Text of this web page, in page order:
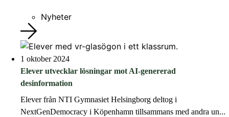
Nyheter
1 oktober 2024
Elever utvecklar lösningar mot AI-genererad
desinformation
Elever från NTI Gymnasiet Helsingborg deltog i
NextGenDemocracy i Köpenhamn tillsammans med andra un...